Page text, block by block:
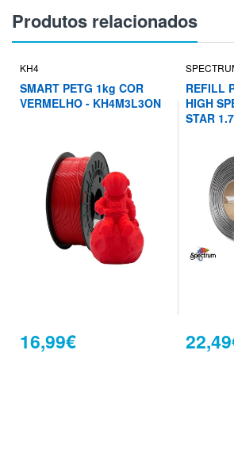
Produtos relacionados
KH4
SMART PETG 1kg COR
VERMELHO - KH4M3L3ON
16,99€
REFILL
HIGH
STAR